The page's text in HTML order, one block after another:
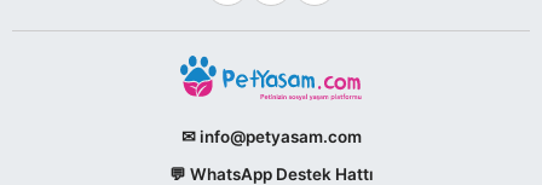
✉ info@petyasam.com
💬 WhatsApp Destek Hattı